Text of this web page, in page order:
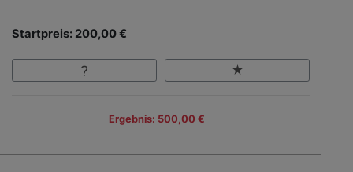
Startpreis: 200,00 €
Ergebnis: 500,00 €